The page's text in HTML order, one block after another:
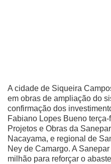
A cidade de Siqueira
em obras de ampliação do
confirmação dos
Fabiano Lopes Bueno
Projetos e Obras da
Nacayama, e regional de
Ney de Camargo. A
milhão para reforçar o